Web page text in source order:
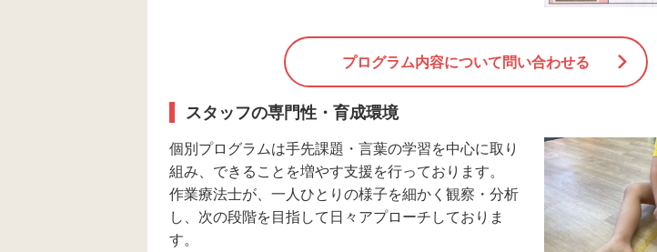
プログラム内容について問い合わせる
スタッフの専門性・育成環境
個別プログラムは手先課題・言葉の学習を中心に取り
組み、できることを増やす支援を行っております。
作業療法士が、一人ひとりの様子を細かく観察・分析
し、次の段階を目指して日々アプローチしておりま
す。